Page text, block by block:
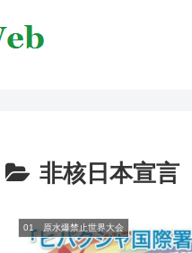
非核日本宣言
01 原水爆禁止世界大会